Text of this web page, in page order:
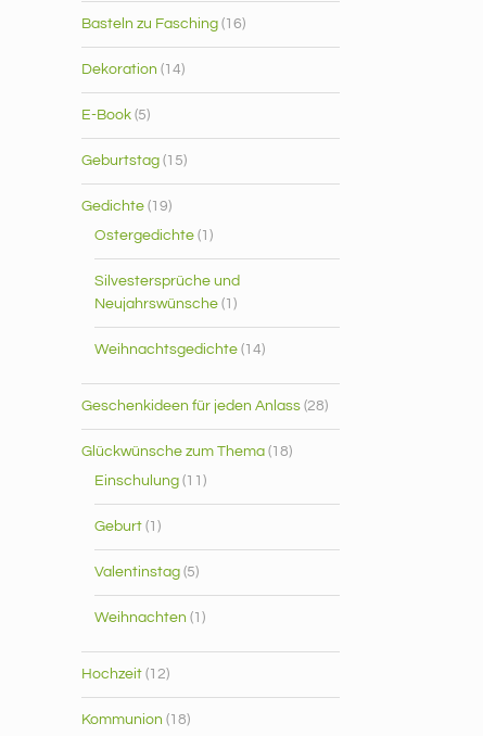
Basteln zu Fasching (16)
Dekoration (14)
E-Book (5)
Geburtstag (15)
Gedichte (19)
Ostergedichte (1)
Silvestersprüche und
Neujahrswünsche (1)
Weihnachtsgedichte (14)
Geschenkideen für jeden Anlass (28)
Glückwünsche zum Thema (18)
Einschulung (11)
Geburt (1)
Valentinstag (5)
Weihnachten (1)
Hochzeit (12)
Kommunion (18)